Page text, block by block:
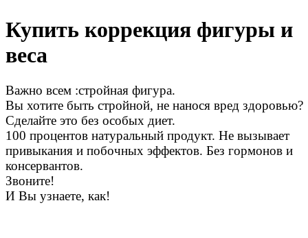
Купить коррекция фигуры и
веса
Важно всем :стройная фигура.
Вы хотите быть стройной, не нанося вред здоровью?
Сделайте это без особых диет.
100 процентов натуральный продукт. Не вызывает
привыкания и побочных эффектов. Без гормонов и
консервантов.
Звоните!
И Вы узнаете, как!